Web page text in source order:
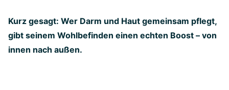
Kurz gesagt: Wer Darm und Haut gemeinsam pflegt,
gibt seinem Wohlbefinden einen echten Boost – von
innen nach außen.